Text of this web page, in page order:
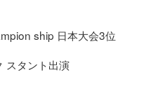
ship 日本大会3位
スタント出演